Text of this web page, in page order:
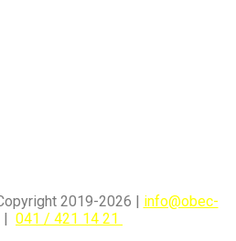
2019-2026 | info@obec-
041 / 421 14 21